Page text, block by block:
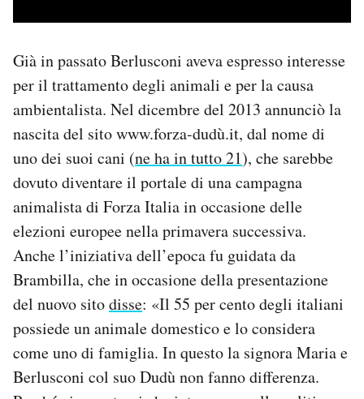
Già in passato Berlusconi aveva espresso interesse
per il trattamento degli animali e per la causa
ambientalista. Nel dicembre del 2013 annunciò la
nascita del sito www.forza-dudù.it, dal nome di
uno dei suoi cani (ne ha in tutto 21), che sarebbe
dovuto diventare il portale di una campagna
animalista di Forza Italia in occasione delle
elezioni europee nella primavera successiva.
Anche l’iniziativa dell’epoca fu guidata da
Brambilla, che in occasione della presentazione
del nuovo sitodisse: «Il 55 per cento degli italiani
possiede un animale domestico e lo considera
come uno di famiglia. In questo la signora Maria e
Berlusconi col suo Dudù non fanno differenza.